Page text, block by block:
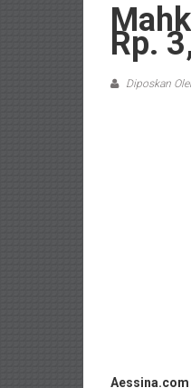
Rp.
Diposkan
Aessina.com